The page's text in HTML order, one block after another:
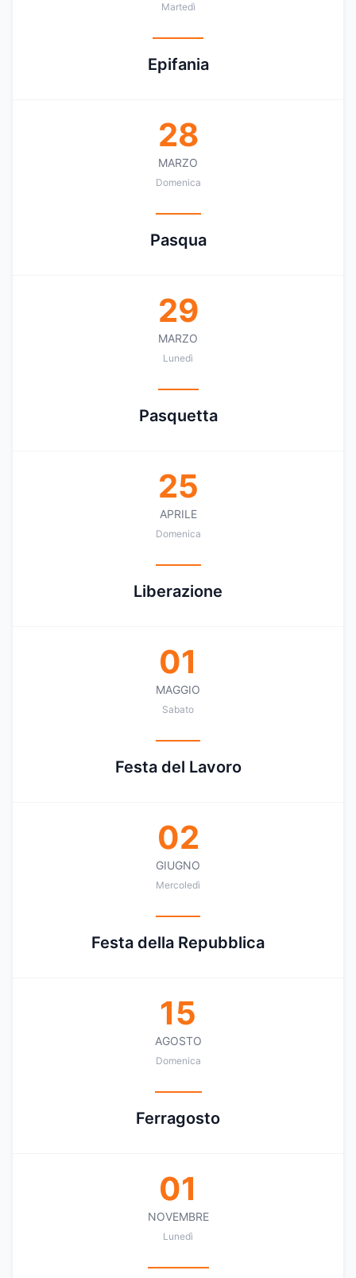
Martedì
Epifania
28
MARZO
Domenica
Pasqua
29
MARZO
Lunedì
Pasquetta
25
APRILE
Domenica
Liberazione
01
MAGGIO
Sabato
Festa del Lavoro
02
GIUGNO
Mercoledì
Festa della Repubblica
15
AGOSTO
Domenica
Ferragosto
01
NOVEMBRE
Lunedì